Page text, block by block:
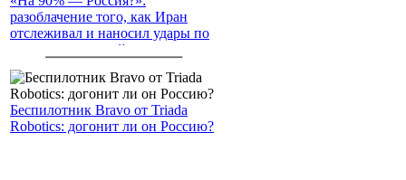
разоблачение того, как Иран
отслеживал и наносил удары по
американским войскам
Беспилотник Bravo от Triada
Robotics: догонит ли он Россию?